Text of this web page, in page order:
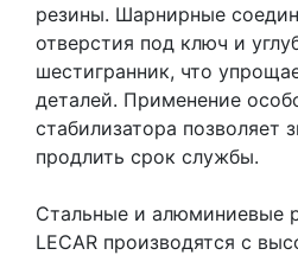
резины. Шарнирные
отверстия под ключ и
шестигранник, что
деталей. Применение
стабилизатора позволяет
продлить срок службы.
Стальные и алюминиевые
LECAR производятся с